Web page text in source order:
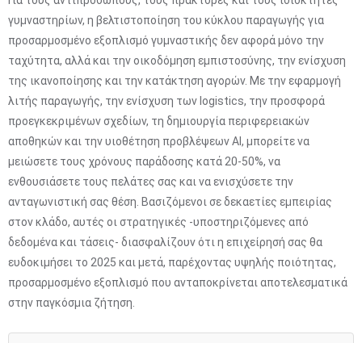
γυμναστηρίων, η βελτιστοποίηση του κύκλου παραγωγής για
προσαρμοσμένο εξοπλισμό γυμναστικής δεν αφορά μόνο την
ταχύτητα, αλλά και την οικοδόμηση εμπιστοσύνης, την ενίσχυση
της ικανοποίησης και την κατάκτηση αγορών. Με την εφαρμογή
λιτής παραγωγής, την ενίσχυση των logistics, την προσφορά
προεγκεκριμένων σχεδίων, τη δημιουργία περιφερειακών
αποθηκών και την υιοθέτηση προβλέψεων AI, μπορείτε να
μειώσετε τους χρόνους παράδοσης κατά 20-50%, να
ενθουσιάσετε τους πελάτες σας και να ενισχύσετε την
ανταγωνιστική σας θέση. Βασιζόμενοι σε δεκαετίες εμπειρίας
στον κλάδο, αυτές οι στρατηγικές -υποστηριζόμενες από
δεδομένα και τάσεις- διασφαλίζουν ότι η επιχείρησή σας θα
ευδοκιμήσει το 2025 και μετά, παρέχοντας υψηλής ποιότητας,
προσαρμοσμένο εξοπλισμό που ανταποκρίνεται αποτελεσματικά
στην παγκόσμια ζήτηση.